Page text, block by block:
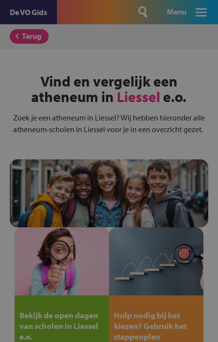
De VO Gids Menu
Terug
Vind en vergelijk een
atheneum in Liessel e.o.
Zoek je een atheneum in Liessel? Wij hebben hieronder alle
atheneum-scholen in Liessel voor je in een overzicht gezet.
Bekijk de open dagen
van scholen in Liessel
e.o.
Hulp nodig bij het
kiezen? Gebruik het
stappenplan